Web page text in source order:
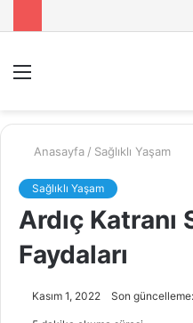
Menü
Anasayfa / Sağlıklı Yaşam
Sağlıklı Yaşam
Ardıç Katranı
Faydaları
Kasım 1, 2022 Son